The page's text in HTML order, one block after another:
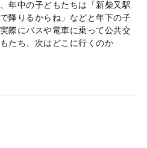
年中の子どもたちは「新柴又駅
降りるからね」などと年下の子
際にバスや電車に乗って公共交
たち、次はどこに行くのか